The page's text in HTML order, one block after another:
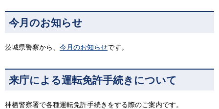
今月のお知らせ
茨城県警察から、 今月のお知らせです。
来庁による運転免許手続きについて
神栖警察署で各種運転免許手続きをする際のご案内です。